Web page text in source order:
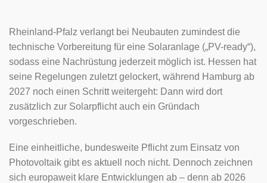
Rheinland-Pfalz verlangt bei Neubauten zumindest die
technische Vorbereitung für eine Solaranlage („PV-ready“),
sodass eine Nachrüstung jederzeit möglich ist. Hessen hat
seine Regelungen zuletzt gelockert, während Hamburg ab
2027 noch einen Schritt weitergeht: Dann wird dort
zusätzlich zur Solarpflicht auch ein Gründach
vorgeschrieben.
Eine einheitliche, bundesweite Pflicht zum Einsatz von
Photovoltaik gibt es aktuell noch nicht. Dennoch zeichnen
sich europaweit klare Entwicklungen ab – denn ab 2026